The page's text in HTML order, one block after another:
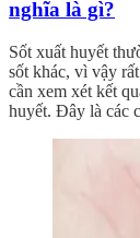
nghĩa là gì?
Sốt xuất huyết
sốt khác, vì vậy
cần xem xét kết
huyết. Đây là các